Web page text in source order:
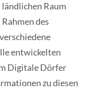
Raum
des
entwickelten
Digitale Dörfer
zu diesen